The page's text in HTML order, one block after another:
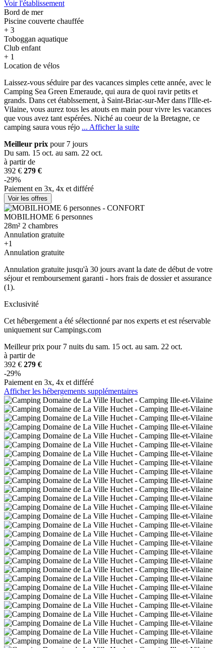
Voir l'établissement
Bord de mer
Piscine couverte chauffée
+ 3
Toboggan aquatique
Club enfant
+ 1
Location de vélos
Laissez-vous séduire par des vacances simples cette année, avec le
Camping Sea Green Emeraude, qui aura de quoi ravir petits et
grands. Dans cet établssement, à Saint-Briac-sur-Mer dans l'Ille-et-
Vilaine, vous aurez tous les atouts en main pour vivre les vacances
que vous avez tant espérées. Niché au coeur de la Bretagne, ce
camping saura vous réjo ... Afficher la suite
Meilleur prix pour 7 jours
Du sam. 15 oct. au sam. 22 oct.
à partir de
392 € 279 €
-29%
Paiement en 3x, 4x et différé
Voir les offres
MOBILHOME 6 personnes
28m² 2 chambres
Annulation gratuite
+1
Annulation gratuite
Annulation gratuite jusqu'à 30 jours avant la date de début de votre
séjour et remboursement garanti - hors frais de dossier et assurance
(1).
Exclusivité
Cet hébergement a été sélectionné par nos experts et est réservable
uniquement sur Campings.com
Meilleur prix pour 7 nuits du sam. 15 oct. au sam. 22 oct.
à partir de
392 € 279 €
-29%
Paiement en 3x, 4x et différé
Afficher les hébergements supplémentaires